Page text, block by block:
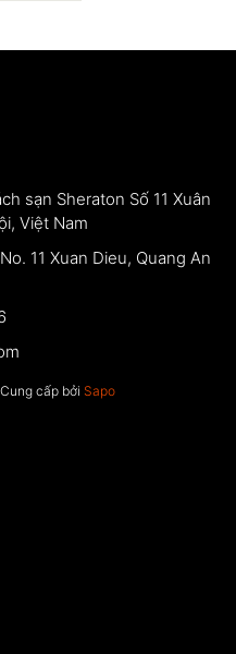
sạn Sheraton Số 11 Xuân
Việt Nam
11 Xuan Dieu, Quang An
Cung cấp bởi Sapo